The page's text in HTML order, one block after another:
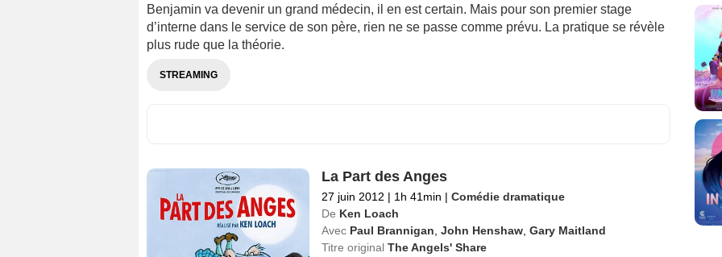
Benjamin va devenir un grand médecin, il en est certain. Mais pour son premier stage
d’interne dans le service de son père, rien ne se passe comme prévu. La pratique se révèle
plus rude que la théorie.
STREAMING
La Part des Anges
27 juin 2012 | 1h 41min | Comédie dramatique
De Ken Loach
Avec Paul Brannigan John Henshaw, Gary Maitland
Titre original The Angels' Share